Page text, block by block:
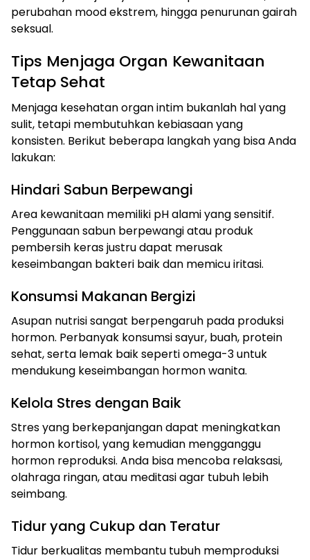
perubahan mood ekstrem, hingga penurunan gairah
seksual.
Tips Menjaga Organ Kewanitaan
Tetap Sehat
Menjaga kesehatan organ intim bukanlah hal yang
sulit, tetapi membutuhkan kebiasaan yang
konsisten. Berikut beberapa langkah yang bisa Anda
lakukan:
Hindari Sabun Berpewangi
Area kewanitaan memiliki pH alami yang sensitif.
Penggunaan sabun berpewangi atau produk
pembersih keras justru dapat merusak
keseimbangan bakteri baik dan memicu iritasi.
Konsumsi Makanan Bergizi
Asupan nutrisi sangat berpengaruh pada produksi
hormon. Perbanyak konsumsi sayur, buah, protein
sehat, serta lemak baik seperti omega-3 untuk
mendukung keseimbangan hormon wanita.
Kelola Stres dengan Baik
Stres yang berkepanjangan dapat meningkatkan
hormon kortisol, yang kemudian mengganggu
hormon reproduksi. Anda bisa mencoba relaksasi,
olahraga ringan, atau meditasi agar tubuh lebih
seimbang.
Tidur yang Cukup dan Teratur
Tidur berkualitas membantu tubuh memproduksi